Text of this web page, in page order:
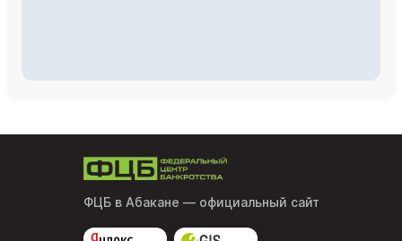
ФЦБ в Абакане — официальный сайт